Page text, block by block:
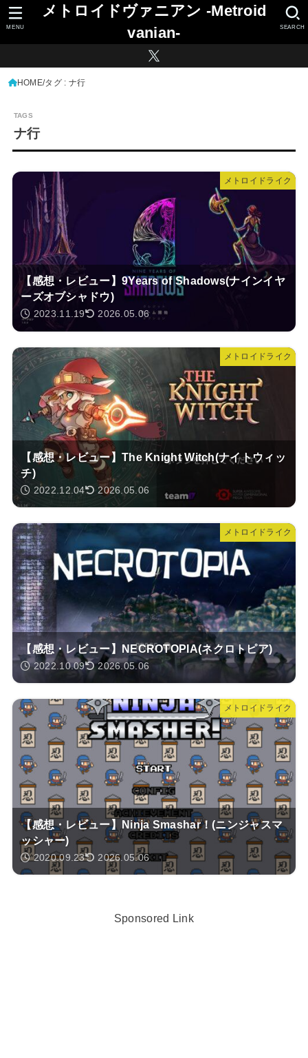
メトロイドヴァニアン -Metroid
vanian-
SEARCH
MENU
HOME タグ : ナ行
ナ行
メトロイドライク
【感想・レビュー】9Years of Shadows(ナインイヤ
ーズオブシャドウ)
2023.11.19 2026.05.06
メトロイドライク
【感想・レビュー】The Knight Witch(ナイトウィッ
チ)
2022.12.04 2026.05.06
メトロイドライク
【感想・レビュー】NECROTOPIA(ネクロトピア)
2022.10.09 2026.05.06
メトロイドライク
【感想・レビュー】Ninja Smashar！(ニンジャスマ
ッシャー)
2020.09.23 2026.05.06
Sponsored Link